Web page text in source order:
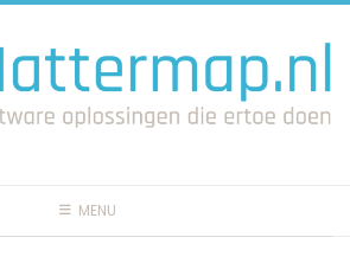
MENU